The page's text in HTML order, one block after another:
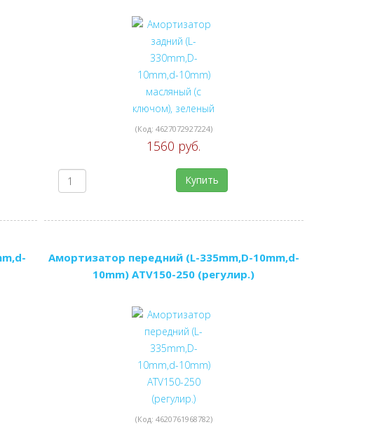
(Код: 4627072927224)
1560 руб.
Купить
Амортизатор передний (L-335mm,D-10mm,d-
10mm) ATV150-250 (регулир.)
(Код: 4620761968782)